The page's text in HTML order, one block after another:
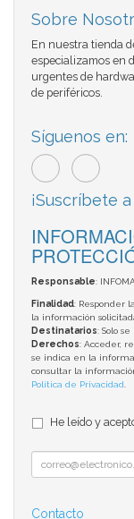
Sobre
En nuestra tienda
especializamos en
urgentes de
de periféricos.
Síguenos en:
¡Suscríbete
Responsable:
Finalidad: Responder
la información
Destinatarios: Solo
Derechos: Acceder,
se indica en la
consultar la
Política de Privacidad
He leído y
Contacto